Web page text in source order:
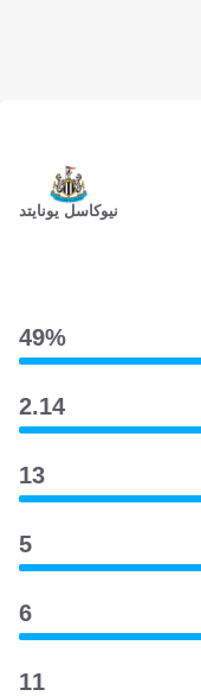
نيوكاسل يونايتد
49‎%‎
2.14
13
5
6
11